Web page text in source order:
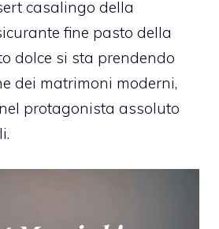
casalingo della
fine pasto della
dolce si sta prendendo
dei matrimoni moderni,
protagonista assoluto